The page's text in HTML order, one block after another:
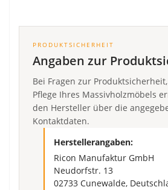
PRODUKTSICHERHEIT
Angaben zur
Bei Fragen zur
Pflege Ihres Massivholzmöbels
den Hersteller über die
Kontaktdaten.
Herstellerangaben:
Ricon Manufaktur GmbH
Neudorfstr. 13
02733 Cunewalde,